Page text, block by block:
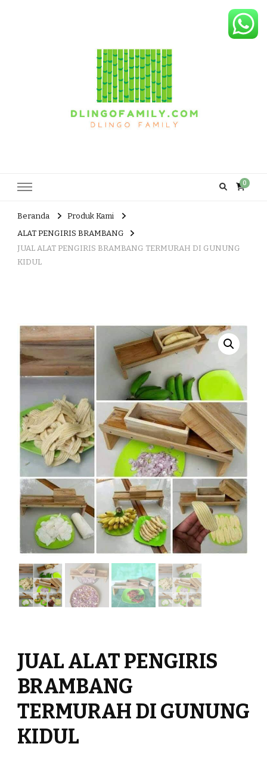
0
Beranda
Produk Kami
ALAT PENGIRIS BRAMBANG
JUAL ALAT PENGIRIS BRAMBANG TERMURAH DI GUNUNG
KIDUL
JUAL ALAT PENGIRIS
BRAMBANG
TERMURAH DI GUNUNG
KIDUL